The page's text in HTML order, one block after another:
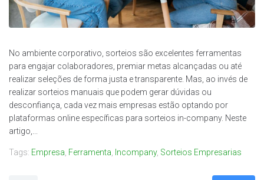
No ambiente corporativo, sorteios são excelentes ferramentas
para engajar colaboradores, premiar metas alcançadas ou até
realizar seleções de forma justa e transparente. Mas, ao invés de
realizar sorteios manuais que podem gerar dúvidas ou
desconfiança, cada vez mais empresas estão optando por
plataformas online específicas para sorteios in-company. Neste
artigo,...
Tags: Empresa Ferramenta Incompany, Sorteios Empresarias